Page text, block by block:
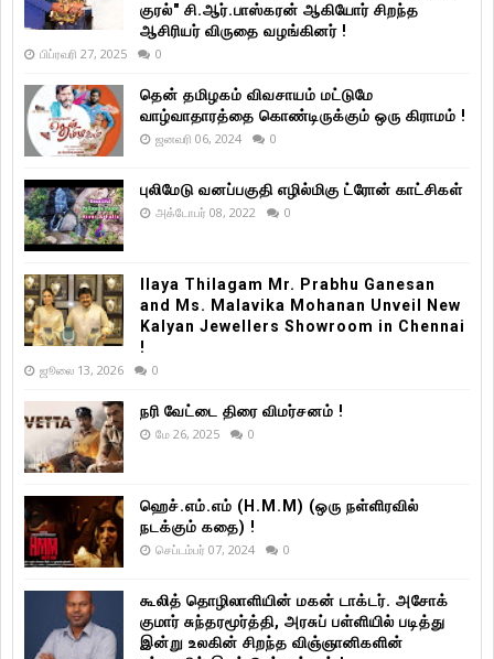
குரல்" சி.ஆர்.பாஸ்கரன் ஆகியோர் சிறந்த
ஆசிரியர் விருதை வழங்கினர் !
பிப்ரவரி 27, 2025 0
தென் தமிழகம் விவசாயம் மட்டுமே
வாழ்வாதாரத்தை கொண்டிருக்கும் ஒரு கிராமம் !
ஜனவரி 06, 2024 0
புலிமேடு வனப்பகுதி எழில்மிகு ட்ரோன் காட்சிகள்
அக்டோபர் 08, 2022 0
Ilaya Thilagam Mr. Prabhu Ganesan
and Ms. Malavika Mohanan Unveil New
Kalyan Jewellers Showroom in Chennai
!
ஜூலை 13, 2026 0
நரி வேட்டை திரை விமர்சனம் !
மே 26, 2025 0
ஹெச்.எம்.எம் (H.M.M) (ஒரு நள்ளிரவில்
நடக்கும் கதை) !
செப்டம்பர் 07, 2024 0
கூலித் தொழிலாளியின் மகன் டாக்டர். அசோக்
குமார் சுந்தரமூர்த்தி, அரசுப் பள்ளியில் படித்து
இன்று உலகின் சிறந்த விஞ்ஞானிகளின்